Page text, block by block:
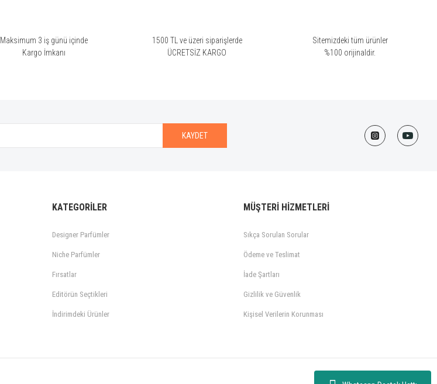
Maksimum 3 iş günü içinde
Kargo İmkanı
1500 TL ve üzeri siparişlerde
ÜCRETSİZ KARGO
Sitemizdeki tüm ürünler
%100 orijinaldir.
KAYDET
KATEGORİLER
Designer Parfümler
Niche Parfümler
Fırsatlar
Editörün Seçtikleri
İndirimdeki Ürünler
MÜŞTERİ HİZMETLERİ
Sıkça Sorulan Sorular
Ödeme ve Teslimat
İade Şartları
Gizlilik ve Güvenlik
Kişisel Verilerin Korunması